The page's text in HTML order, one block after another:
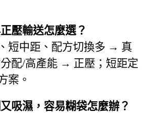
壓輸送怎麼選？
短中距、配方切換多 → 真
配/高產能 → 正壓；短距定
案。
吸濕，容易糊袋怎麼辦？